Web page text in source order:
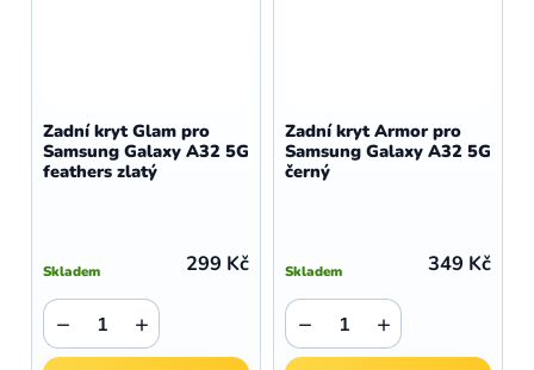
Zadní kryt Glam pro
Samsung Galaxy A32 5G
feathers zlatý
Skladem 299 Kč
+
−
Zadní kryt Armor pro
Samsung Galaxy A32 5G
černý
Skladem 349 Kč
+
−